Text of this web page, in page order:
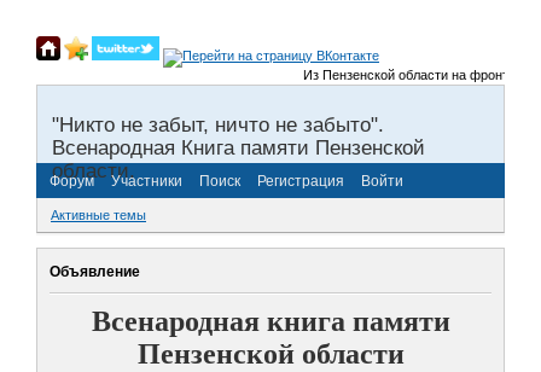
Из Пензенской области на фронты
"Никто не забыт, ничто не забыто".
Всенародная Книга памяти Пензенской
области.
Форум Участники Поиск Регистрация Войти
Активные темы
Объявление
Всенародная книга памяти
Пензенской области